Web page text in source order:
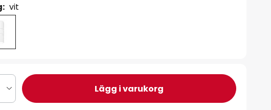
vit
Lägg i varukorg